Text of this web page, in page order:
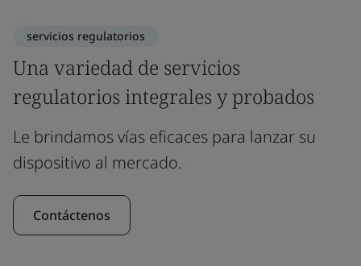
servicios regulatorios
Una variedad de servicios
regulatorios integrales y probados
Le brindamos vías eficaces para lanzar su
dispositivo al mercado.
Contáctenos